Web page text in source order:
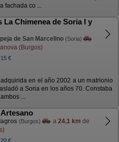
fachada co ...
La Chimenea de Soria I y
de San Marcelino (Soria)
(Burgos)
15 €
en el año 2002 a un matrionio
a Soria en los años 70. Constaba
...
(Burgos) a 24,1 km de
20 €